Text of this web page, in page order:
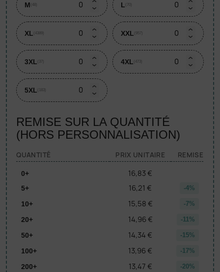
M (48) L (70)
XL (4389) XXL (957)
3XL (37) 4XL (473)
5XL (183)
REMISE SUR LA QUANTITÉ
(HORS PERSONNALISATION)
QUANTITÉ PRIX UNITAIRE REMISE
0+ 16,83 €
5+ 16,21 € -4%
10+ 15,58 € -7%
20+ 14,96 € -11%
50+ 14,34 € -15%
100+ 13,96 € -17%
200+ 13,47 € -20%